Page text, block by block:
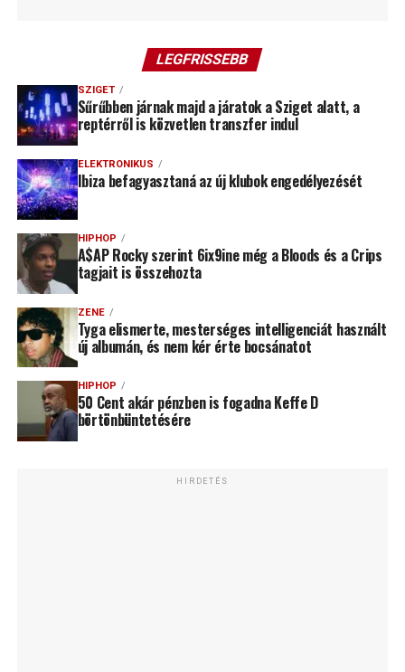
LEGFRISSEBB
SZIGET
Sűrűbben járnak majd a járatok a Sziget alatt, a
reptérről is közvetlen transzfer indul
ELEKTRONIKUS
Ibiza befagyasztaná az új klubok engedélyezését
HIPHOP
A$AP Rocky szerint 6ix9ine még a Bloods és a Crips
tagjait is összehozta
ZENE
Tyga elismerte, mesterséges intelligenciát használt
új albumán, és nem kér érte bocsánatot
HIPHOP
50 Cent akár pénzben is fogadna Keffe D
börtönbüntetésére
HIRDETÉS